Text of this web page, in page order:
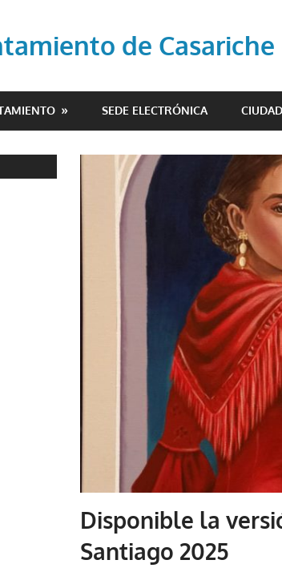
de
SEDE ELECTRÓNICA
Disponible la
Santiago 2025